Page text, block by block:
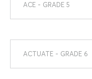
ACE - GRADE 5
ACTUATE - GRADE 6